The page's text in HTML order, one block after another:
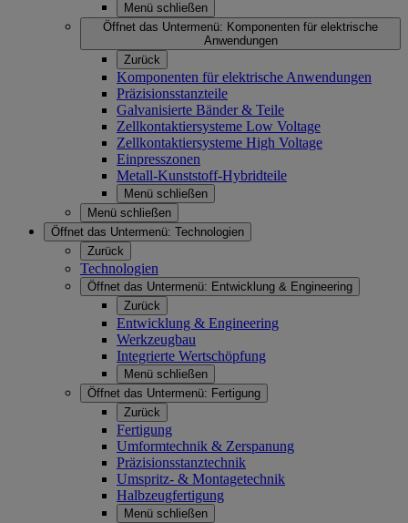
Menü schließen
Öffnet das Untermenü: Komponenten für elektrische
Anwendungen
Zurück
Komponenten für elektrische Anwendungen
Präzisionsstanzteile
Galvanisierte Bänder & Teile
Zellkontaktiersysteme Low Voltage
Zellkontaktiersysteme High Voltage
Einpresszonen
Metall-Kunststoff-Hybridteile
Menü schließen
Menü schließen
Öffnet das Untermenü: Technologien
Zurück
Technologien
Öffnet das Untermenü: Entwicklung & Engineering
Zurück
Entwicklung & Engineering
Werkzeugbau
Integrierte Wertschöpfung
Menü schließen
Öffnet das Untermenü: Fertigung
Zurück
Fertigung
Umformtechnik & Zerspanung
Präzisionsstanztechnik
Umspritz- & Montagetechnik
Halbzeugfertigung
Menü schließen